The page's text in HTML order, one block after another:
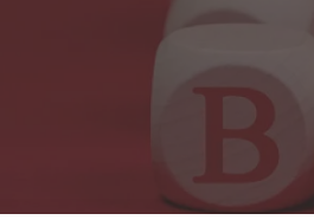
Kadınlar İçin Güçlü Gelecek